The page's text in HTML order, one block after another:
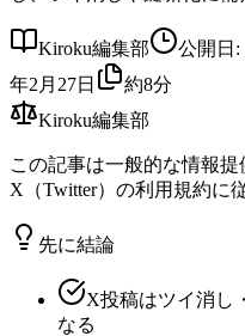
Kiroku編集部 公開日 :
年2月27日
約8分
Kiroku編集部
この記事は一般的な情報提
X（Twitter）の利用規約に
先に結論
X投稿はツイ消し
なる